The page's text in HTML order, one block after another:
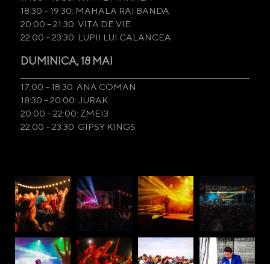
18:30 – 19:30: MAHALA RAI BANDA
20:00 – 21:30: VIȚA DE VIE
22:00 – 23:30: LUPII LUI CALANCEA
DUMINICA, 18 MAI
17:00 – 18:30: ANA COMAN
18:30 – 20:00: JURAK
20:00 – 22:00: ZMEI3
22:00 – 23:30: GIPSY KINGS